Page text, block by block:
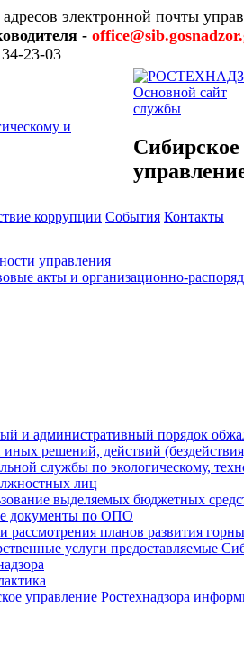
электронной почты
-
23-03
Основной сайт
службы
Сибирское
коррупции События Контакты
управления
акты и организационно-
и административный порядок
иных решений, действий
службы по экологическому,
лиц
выделяемых бюджетных
документы по ОПО
рассмотрения планов развития
услуги предоставляемые
управление Ростехнадзора